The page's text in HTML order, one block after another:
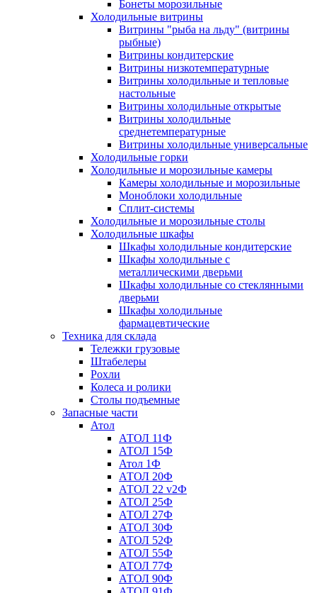
Бонеты морозильные
Холодильные витрины
Витрины "рыба на льду" (витрины
рыбные)
Витрины кондитерские
Витрины низкотемпературные
Витрины холодильные и тепловые
настольные
Витрины холодильные открытые
Витрины холодильные
среднетемпературные
Витрины холодильные универсальные
Холодильные горки
Холодильные и морозильные камеры
Камеры холодильные и морозильные
Моноблоки холодильные
Сплит-системы
Холодильные и морозильные столы
Холодильные шкафы
Шкафы холодильные кондитерские
Шкафы холодильные с
металлическими дверьми
Шкафы холодильные со стеклянными
дверьми
Шкафы холодильные
фармацевтические
Техника для склада
Тележки грузовые
Штабелеры
Рохли
Колеса и ролики
Столы подъемные
Запасные части
Атол
АТОЛ 11Ф
АТОЛ 15Ф
Атол 1Ф
АТОЛ 20Ф
АТОЛ 22 v2Ф
АТОЛ 25Ф
АТОЛ 27Ф
АТОЛ 30Ф
АТОЛ 52Ф
АТОЛ 55Ф
АТОЛ 77Ф
АТОЛ 90Ф